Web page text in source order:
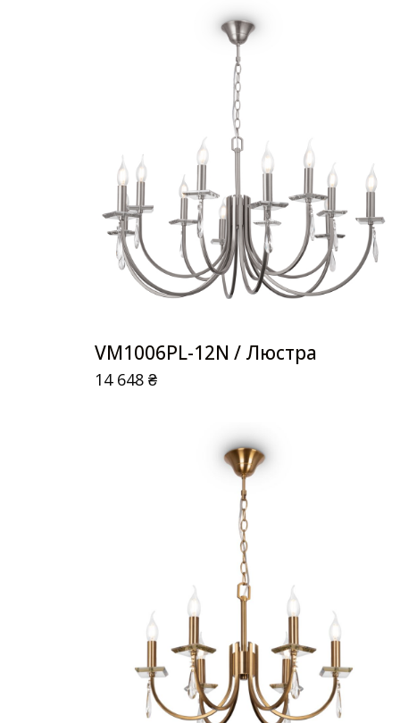
VM1006PL-12N / Люстра
14 648₴